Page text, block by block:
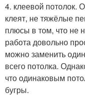
4. клеевой потолок.
клеят, не тяжёлые
плюсы в том, что не
работа довольно
можно заменить
всего потолка.
что одинаковым
бугры.